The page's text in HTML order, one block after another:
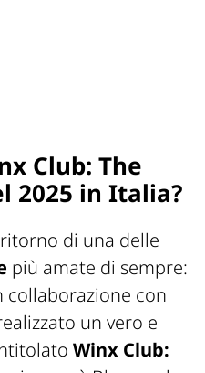
Club: The
2025 in Italia?
di una delle
più amate di sempre:
collaborazione con
un vero e
Winx Club: